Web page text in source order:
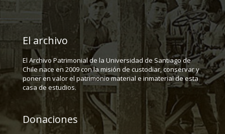
El archivo
El Archivo Patrimonial de la Universidad de Santiago de
Chile nace en 2009 con la misión de custodiar, conservar y
poner en valor el patrimonio material e inmaterial de esta
casa de estudios.
Donaciones